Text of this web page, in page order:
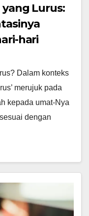
Lurus:
hari
Dalam konteks
merujuk pada
kepada umat-Nya
dengan